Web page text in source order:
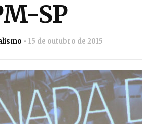
SP
15 de outubro de 2015